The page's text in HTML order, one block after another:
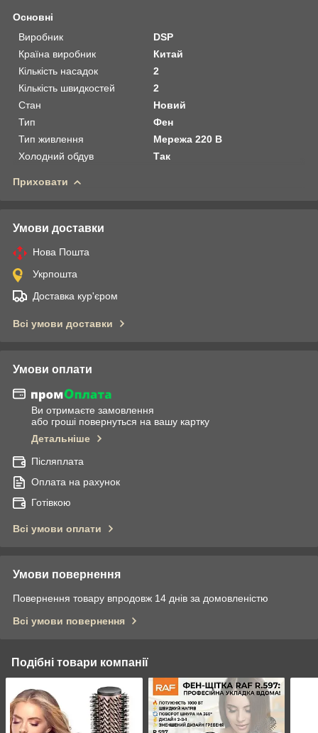
Основні
Виробник
DSP
Країна виробник
Китай
Кількість насадок
2
Кількість швидкостей
2
Стан
Новий
Тип
Фен
Тип живлення
Мережа 220 В
Холодний обдув
Так
Приховати
Умови доставки
Нова Пошта
Укрпошта
Доставка кур'єром
Всі умови доставки
Умови оплати
Ви отримаєте замовлення
або гроші повернуться на вашу картку
Детальніше
Післяплата
Оплата на рахунок
Готівкою
Всі умови оплати
Умови повернення
Повернення товару впродовж 14 днів за домовленістю
Всі умови повернення
Подібні товари компанії